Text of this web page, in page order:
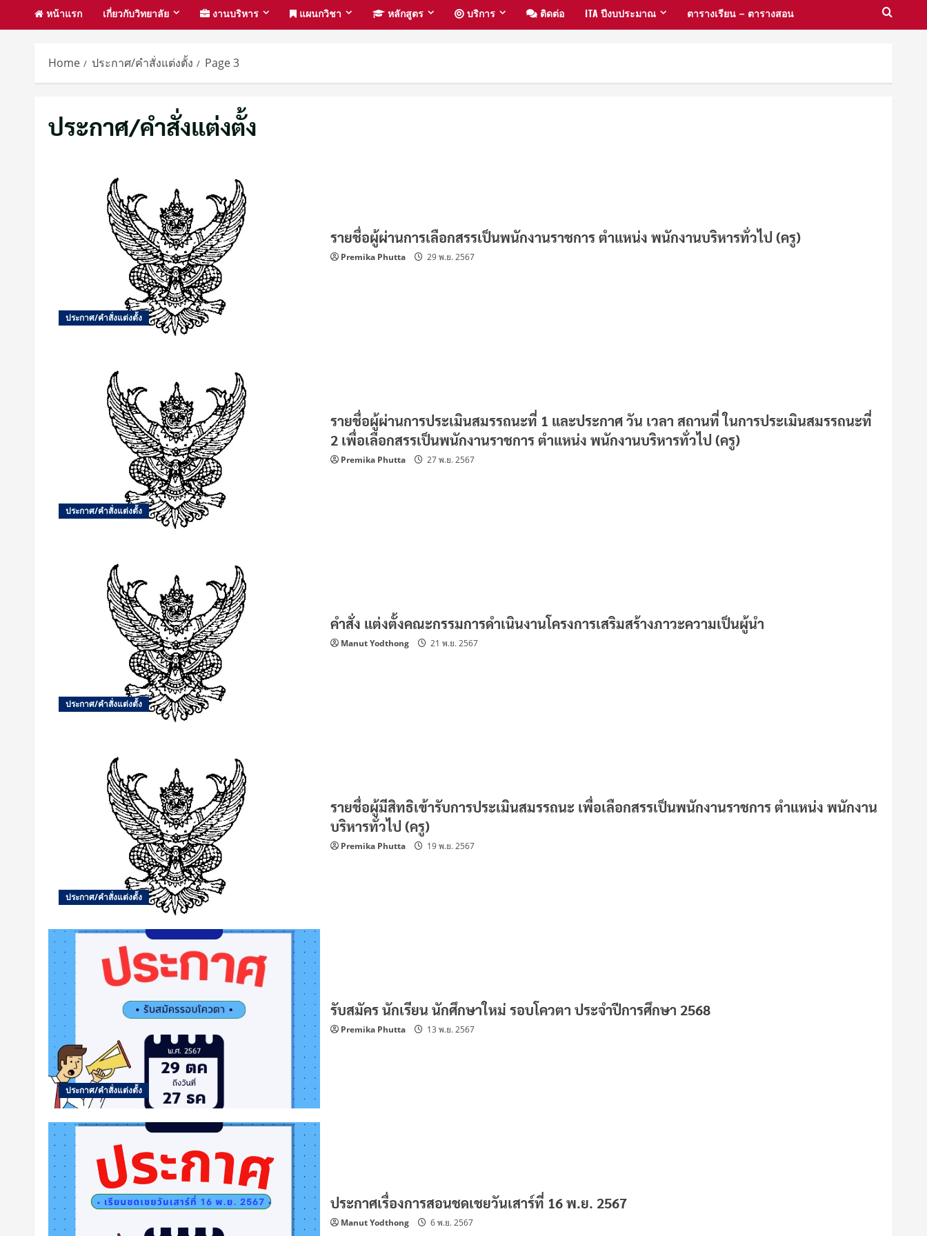
หน้าแรก เกี่ยวกับวิทยาลัย งานบริหาร แผนกวิชา หลักสูตร บริการ ติดต่อ ITA ปีงบประมาณ ตารางเรียน – ตารางสอน
Home ประกาศ/คำสั่งแต่งตั้ง Page 3
ประกาศ/คำสั่งแต่งตั้ง
ประกาศ/คำสั่งแต่งตั้ง
รายชื่อผู้ผ่านการเลือกสรรเป็นพนักงานราชการ ตำแหน่ง พนักงานบริหารทั่วไป (ครู)
Premika Phutta 29 พ.ย. 2567
ประกาศ/คำสั่งแต่งตั้ง
รายชื่อผู้ผ่านการประเมินสมรรถนะที่ 1 และประกาศ วัน เวลา สถานที่ ในการประเมินสมรรถนะที่
2 เพื่อเลือกสรรเป็นพนักงานราชการ ตำแหน่ง พนักงานบริหารทั่วไป (ครู)
Premika Phutta 27 พ.ย. 2567
ประกาศ/คำสั่งแต่งตั้ง
คำสั่ง แต่งตั้งคณะกรรมการดำเนินงานโครงการเสริมสร้างภาวะความเป็นผู้นำ
Manut Yodthong 21 พ.ย. 2567
ประกาศ/คำสั่งแต่งตั้ง
รายชื่อผู้มีสิทธิเข้ารับการประเมินสมรรถนะ เพื่อเลือกสรรเป็นพนักงานราชการ ตำแหน่ง พนักงาน
บริหารทั่วไป (ครู)
Premika Phutta 19 พ.ย. 2567
ประกาศ/คำสั่งแต่งตั้ง
รับสมัคร นักเรียน นักศึกษาใหม่ รอบโควตา ประจำปีการศึกษา 2568
Premika Phutta 13 พ.ย. 2567
ประกาศเรื่องการสอนชดเชยวันเสาร์ที่ 16 พ.ย. 2567
Manut Yodthong 6 พ.ย. 2567